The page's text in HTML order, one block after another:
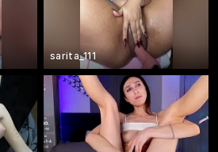
sarita_111